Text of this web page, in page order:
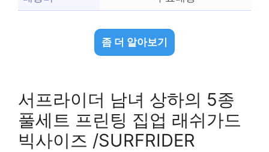
좀 더 알아보기
서프라이더 남녀 상하의 5종
풀세트 프린팅 집업 래쉬가드
빅사이즈 /SURFRIDER